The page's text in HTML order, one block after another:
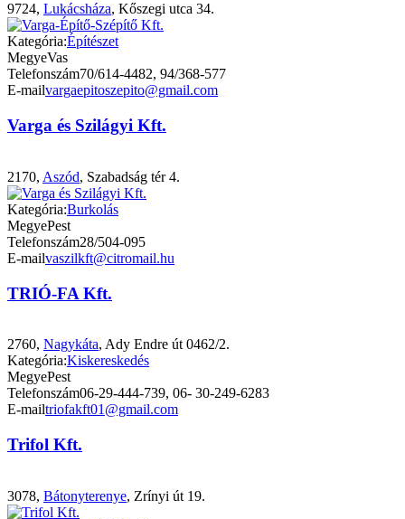
9724, Lukácsháza, Kőszegi utca 34.
Kategória:Építészet
MegyeVas
Telefonszám70/614-4482, 94/368-577
E-mailvargaepitoszepito@gmail.com
Varga és Szilágyi Kft.
2170, Aszód, Szabadság tér 4.
Kategória:Burkolás
MegyePest
Telefonszám28/504-095
E-mailvaszilkft@citromail.hu
TRIÓ-FA Kft.
2760, Nagykáta, Ady Endre út 0462/2.
Kategória:Kiskereskedés
MegyePest
Telefonszám06-29-444-739, 06- 30-249-6283
E-mailtriofakft01@gmail.com
Trifol Kft.
3078, Bátonyterenye, Zrínyi út 19.